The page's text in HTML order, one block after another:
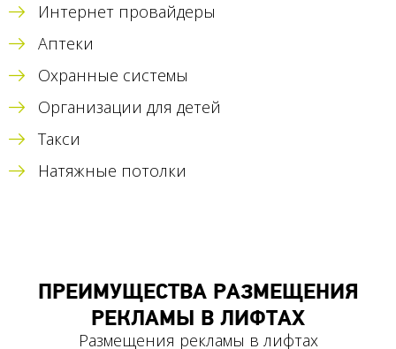
Интернет провайдеры
Аптеки
Охранные системы
Организации для детей
Такси
Натяжные потолки
ПРЕИМУЩЕСТВА РАЗМЕЩЕНИЯ
РЕКЛАМЫ В ЛИФТАХ
Размещения рекламы в лифтах